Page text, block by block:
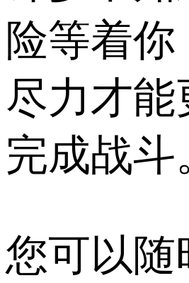
险等着你
尽力才能
完成战斗
您可以随